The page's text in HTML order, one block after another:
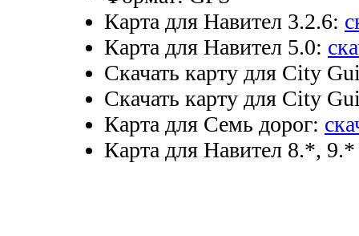
Карта для Навител 3.2.6:
Карта для Навител 5.0:
Скачать карту для City
Скачать карту для City
Карта для Семь дорог:
Карта для Навител 8.*,